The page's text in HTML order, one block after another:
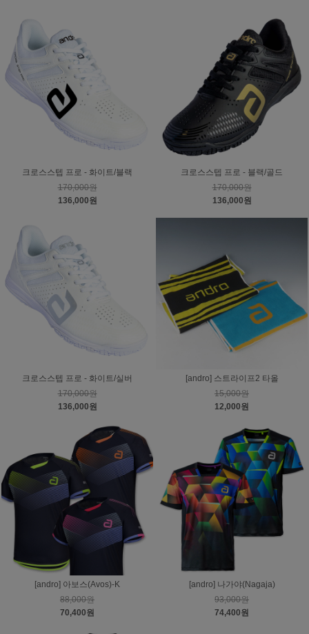
크로스스텝 프로 - 화이트/블랙
170,000원
136,000원
크로스스텝 프로 - 블랙/골드
170,000원
136,000원
크로스스텝 프로 - 화이트/실버
170,000원
136,000원
[andro] 스트라이프2 타올
15,000원
12,000원
[andro] 아보스(Avos)-K
88,000원
70,400원
[andro] 나가야(Nagaja)
93,000원
74,400원